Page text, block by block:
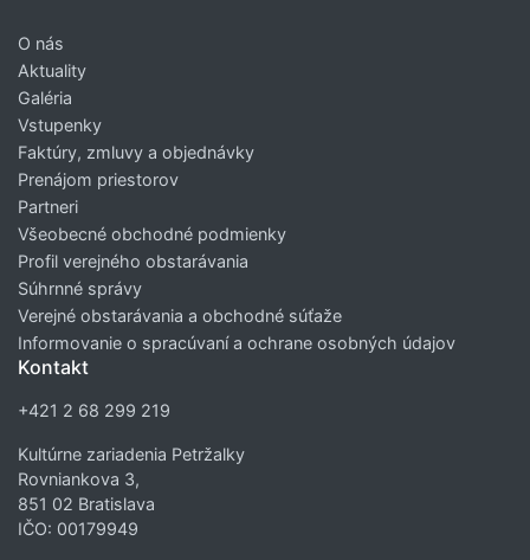
O nás
Aktuality
Galéria
Vstupenky
Faktúry, zmluvy a objednávky
Prenájom priestorov
Partneri
Všeobecné obchodné podmienky
Profil verejného obstarávania
Súhrnné správy
Verejné obstarávania a obchodné súťaže
Informovanie o spracúvaní a ochrane osobných údajov
Kontakt
+421 2 68 299 219
Kultúrne zariadenia Petržalky
Rovniankova 3,
851 02 Bratislava
IČO: 00179949